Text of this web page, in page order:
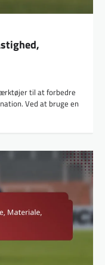
til at forbedre
Ved at bruge en